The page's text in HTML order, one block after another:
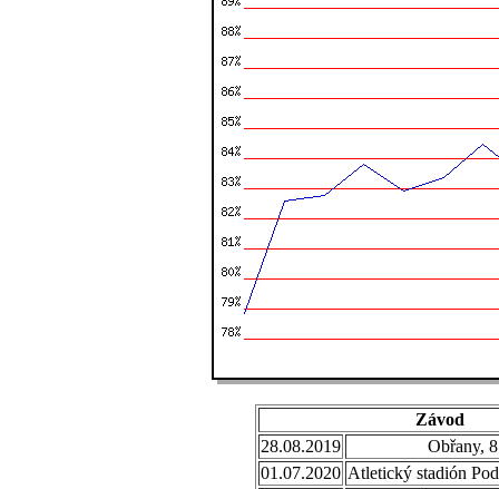
Závod
28.08.2019
Obřany,
01.07.2020 Atletický stadión